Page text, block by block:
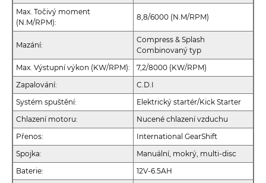
Max. Točivý moment
(N.M/RPM):
8,8/6000 (N.M/RPM)
Mazání:
Compress & Splash
Combinovaný typ
Max. Výstupní výkon (KW/RPM):
7,2/8000 (KW/RPM)
Zapalování:
C.D.I
Systém spuštění:
Elektrický startér/Kick Starter
Chlazení motoru:
Nucené chlazení vzduchu
Přenos:
International GearShift
Spojka:
Manuální, mokrý, multi-disc
Baterie:
12V-6.5AH